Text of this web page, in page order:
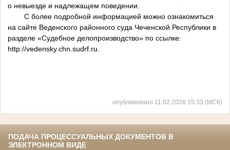
о невыезде и надлежащем поведении.
С более подробной информацией можно ознакомиться
на сайте Веденского районного суда Чеченской Республики в
разделе «Судебное делопроизводство» по ссылке:
http://vedensky.chn.sudrf.ru.
опубликовано 11.02.2026 15:33 (МСК)
ПОДАЧА ПРОЦЕССУАЛЬНЫХ ДОКУМЕНТОВ В
ЭЛЕКТРОННОМ ВИДЕ